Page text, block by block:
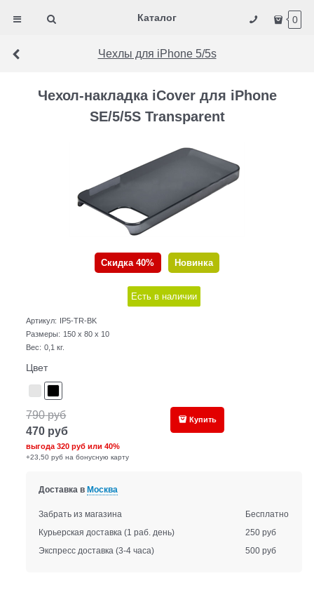
Каталог 0
Чехлы для iPhone 5/5s
Чехол-накладка iCover для iPhone
SE/5/5S Transparent
Скидка 40% Новинка
Есть в наличии
Артикул:
IP5-TR-BK
Размеры: 150 x 80 x 10
Вес: 0,1 кг.
Цвет
790 руб
470 руб
выгода320 руб или40%
+23,50 руб на бонусную карту
Купить
Доставка в Москва
Забрать из магазина
Бесплатно
Курьерская доставка (1 раб. день)
250 руб
Экспресс доставка (3-4 часа) 500 руб